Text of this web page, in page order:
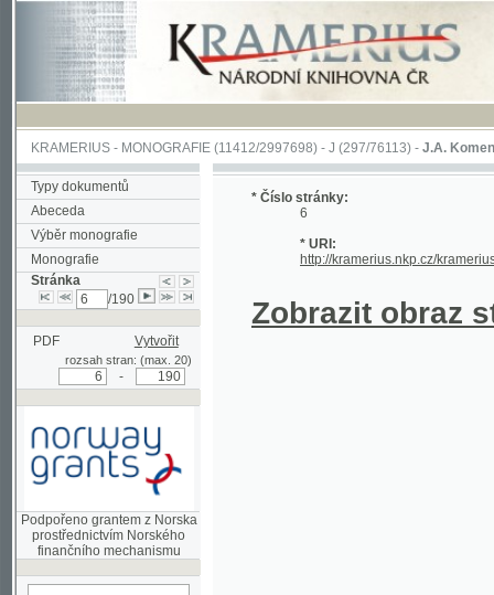
KRAMERIUS-MONOGRAFIE(11412/2997698) -J (297/76113)-J.A. Komenského
Typy dokumentů
Abeceda
Výběr monografie
Monografie
Stránka
/190
PDF Vytvořit
rozsah stran: (max. 20)
Podpořeno grantem z Norska
prostřednictvím Norského
hledat na aktuální
stránce
* Číslo stránky:
6
* URI:
http://kramerius.nkp.cz/kramerius/